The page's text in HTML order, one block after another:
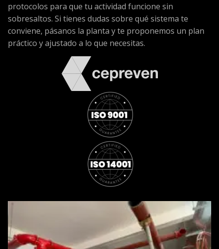
protocolos para que tu actividad funcione sin
sobresaltos. Si tienes dudas sobre qué sistema te
conviene, pásanos la planta y te proponemos un plan
práctico y ajustado a lo que necesitas.